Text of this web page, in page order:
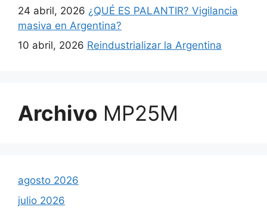
24 abril, 2026 ¿QUÉ ES PALANTIR? Vigilancia
masiva en Argentina?
10 abril, 2026 Reindustrializar la Argentina
Archivo MP25M
agosto 2026
julio 2026